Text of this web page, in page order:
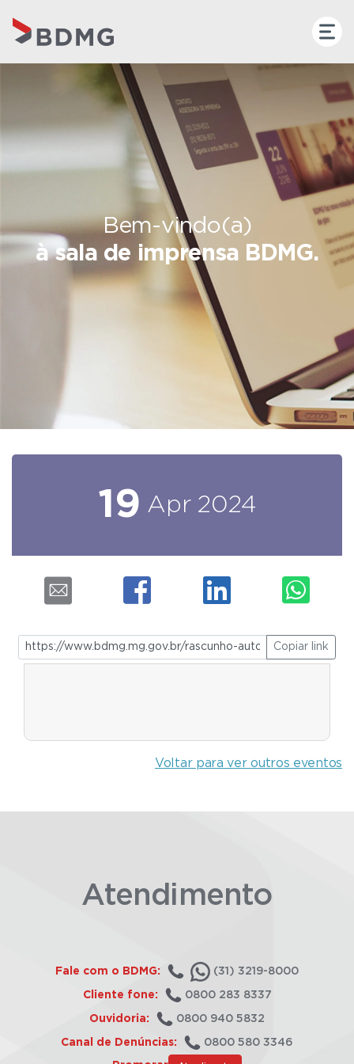
Bem-vindo(a)
à sala de imprensa BDMG.
19 Apr 2024
Copiar link
Voltar para ver outros eventos
Atendimento
Fale com o BDMG: (31) 3219-8000
Cliente fone: 0800 283 8337
Ouvidoria: 0800 940 5832
Canal de Denúncias: 0800 580 3346